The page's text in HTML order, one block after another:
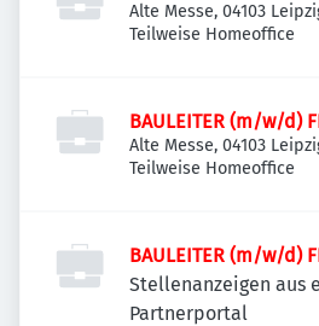
Alte Messe, 04103
Teilweise Homeoffice
BAULEITER (m/w/d)
Alte Messe, 04103
Teilweise Homeoffice
BAULEITER (m/w/d)
Stellenanzeigen aus
Partnerportal